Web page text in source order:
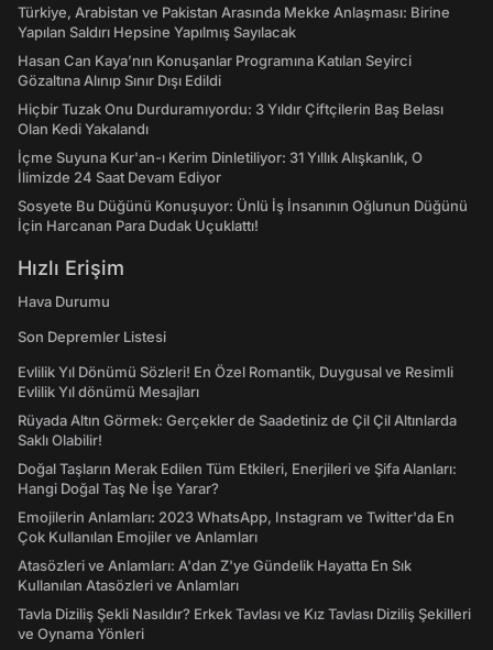
Türkiye, Arabistan ve Pakistan Arasında Mekke Anlaşması: Birine
Yapılan Saldırı Hepsine Yapılmış Sayılacak
Hasan Can Kaya’nın Konuşanlar Programına Katılan Seyirci
Gözaltına Alınıp Sınır Dışı Edildi
Hiçbir Tuzak Onu Durduramıyordu: 3 Yıldır Çiftçilerin Baş Belası
Olan Kedi Yakalandı
İçme Suyuna Kur'an-ı Kerim Dinletiliyor: 31 Yıllık Alışkanlık, O
İlimizde 24 Saat Devam Ediyor
Sosyete Bu Düğünü Konuşuyor: Ünlü İş İnsanının Oğlunun Düğünü
İçin Harcanan Para Dudak Uçuklattı!
Hızlı Erişim
Hava Durumu
Son Depremler Listesi
Evlilik Yıl Dönümü Sözleri! En Özel Romantik, Duygusal ve Resimli
Evlilik Yıl dönümü Mesajları
Rüyada Altın Görmek: Gerçekler de Saadetiniz de Çil Çil Altınlarda
Saklı Olabilir!
Doğal Taşların Merak Edilen Tüm Etkileri, Enerjileri ve Şifa Alanları:
Hangi Doğal Taş Ne İşe Yarar?
Emojilerin Anlamları: 2023 WhatsApp, Instagram ve Twitter'da En
Çok Kullanılan Emojiler ve Anlamları
Atasözleri ve Anlamları: A'dan Z'ye Gündelik Hayatta En Sık
Kullanılan Atasözleri ve Anlamları
Tavla Diziliş Şekli Nasıldır? Erkek Tavlası ve Kız Tavlası Diziliş Şekilleri
ve Oynama Yönleri